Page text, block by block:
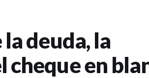
deuda, la
cheque en